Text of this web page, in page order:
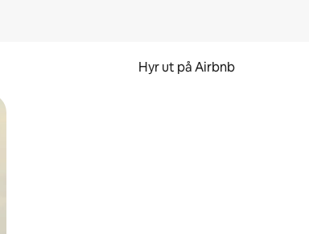
Hyr ut på Airbnb